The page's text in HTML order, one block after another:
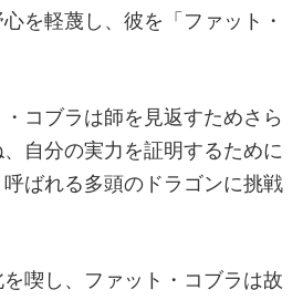
を軽蔑し、彼を「ファット・
コブラは師を見返すためさら
自分の実力を証明するために
呼ばれる多頭のドラゴンに挑戦
喫し、ファット・コブラは故